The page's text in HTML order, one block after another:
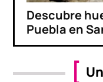
Descubre
Puebla en